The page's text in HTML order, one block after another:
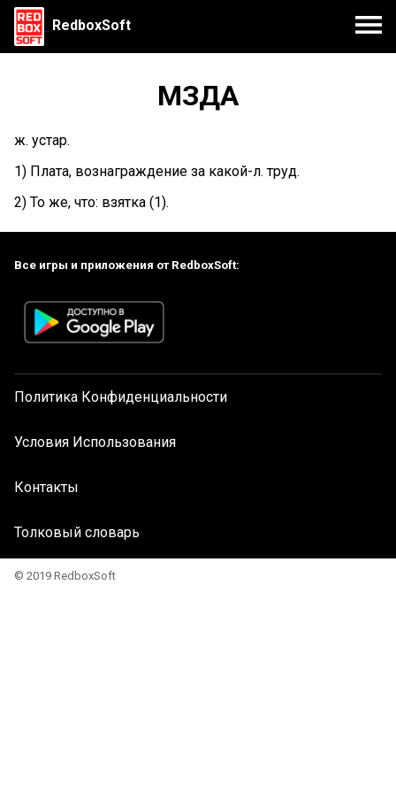
RedboxSoft
МЗДА
ж. устар.
1) Плата, вознаграждение за какой-л. труд.
2) То же, что: взятка (1).
Все игры и приложения от RedboxSoft:
Политика Конфиденциальности
Условия Использования
Контакты
Толковый словарь
© 2019 RedboxSoft